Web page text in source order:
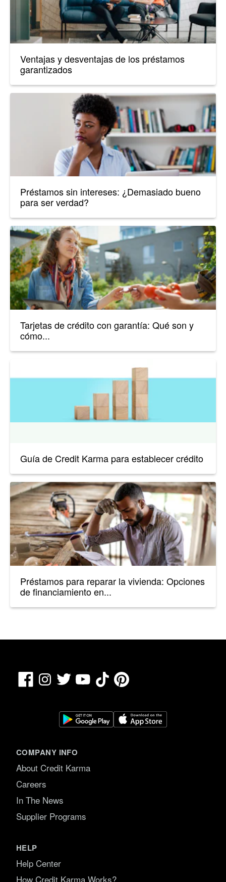
Ventajas y desventajas de los préstamos
garantizados
Préstamos sin intereses: ¿Demasiado bueno
para ser verdad?
Tarjetas de crédito con garantía: Qué son y
cómo...
Guía de Credit Karma para establecer crédito
Préstamos para reparar la vivienda: Opciones
de financiamiento en...
FacebookInstagram
Twitter YouTubeTikTokPinterest
COMPANY INFO
About Credit Karma
Careers
In The News
Supplier Programs
HELP
Help Center
How Credit Karma Works?